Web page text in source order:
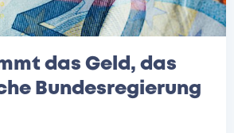
das Geld, das
Bundesregierung